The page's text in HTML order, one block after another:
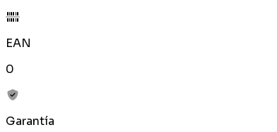
EAN
0
Garantía